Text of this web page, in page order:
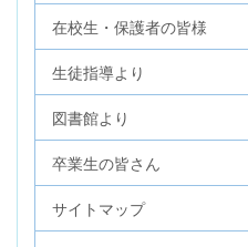
在校生・保護者の皆様
生徒指導より
図書館より
卒業生の皆さん
サイトマップ